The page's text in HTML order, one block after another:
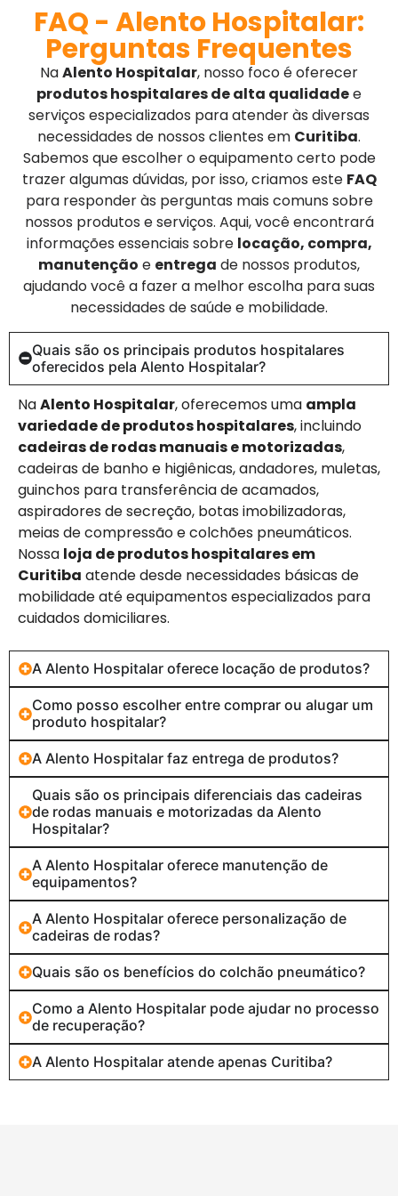
FAQ - Alento Hospitalar:
Perguntas Frequentes
NaAlento Hospitalar, nosso foco é oferecer
produtos hospitalares de alta qualidadee
serviços especializados para atender às diversas
necessidades de nossos clientes em Curitiba.
Sabemos que escolher o equipamento certo pode
trazer algumas dúvidas, por isso, criamos este FAQ
para responder às perguntas mais comuns sobre
nossos produtos e serviços. Aqui, você encontrará
informações essenciais sobre locação, compra,
manutenção e entrega de nossos produtos,
ajudando você a fazer a melhor escolha para suas
necessidades de saúde e mobilidade.
Quais são os principais produtos hospitalares
oferecidos pela Alento Hospitalar?
NaAlento Hospitalar, oferecemos uma ampla
variedade de produtos hospitalares, incluindo
cadeiras de rodas manuais e motorizadas,
cadeiras de banho e higiênicas, andadores, muletas,
guinchos para transferência de acamados,
aspiradores de secreção, botas imobilizadoras,
meias de compressão e colchões pneumáticos.
Nossa loja de produtos hospitalares em
Curitiba atende desde necessidades básicas de
mobilidade até equipamentos especializados para
cuidados domiciliares.
A Alento Hospitalar oferece locação de produtos?
Como posso escolher entre comprar ou alugar um
produto hospitalar?
A Alento Hospitalar faz entrega de produtos?
Quais são os principais diferenciais das cadeiras
de rodas manuais e motorizadas da Alento
Hospitalar?
A Alento Hospitalar oferece manutenção de
equipamentos?
A Alento Hospitalar oferece personalização de
cadeiras de rodas?
Quais são os benefícios do colchão pneumático?
Como a Alento Hospitalar pode ajudar no processo
de recuperação?
A Alento Hospitalar atende apenas Curitiba?